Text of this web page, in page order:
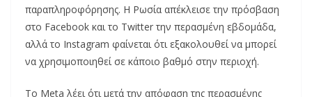
παραπληροφόρησης. Η Ρωσία απέκλεισε την πρόσβαση
στο Facebook και το Twitter την περασμένη εβδομάδα,
αλλά το Instagram φαίνεται ότι εξακολουθεί να μπορεί
να χρησιμοποιηθεί σε κάποιο βαθμό στην περιοχή.
Το Meta λέει ότι μετά την απόφαση της περασμένης